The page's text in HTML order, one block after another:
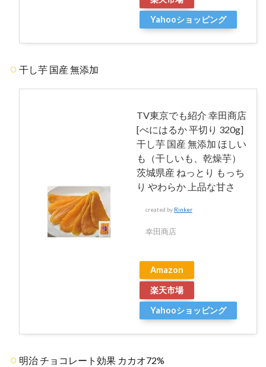
Yahooショッピング
干し芋 国産 無添加
TV東京でも紹介 幸田商店
[べにはるか 平切り 320g]
干し芋 国産 無添加 ほしい
も（干しいも、乾燥芋）
茨城県産 ねっとり もっち
り やわらか 上品な甘さ
created by Rinker
幸田商店
Amazon
楽天市場
Yahooショッピング
明治 チョコレート効果 カカオ72%